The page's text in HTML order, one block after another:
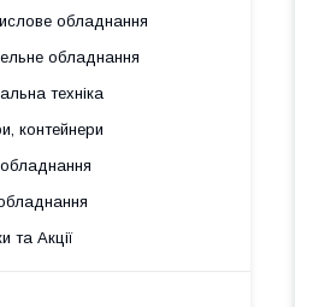
обладнання
обладнання
техніка
контейнери
та Акції